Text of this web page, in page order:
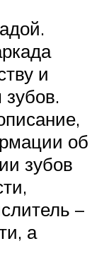
и
зубов.
об
зубов
–
а